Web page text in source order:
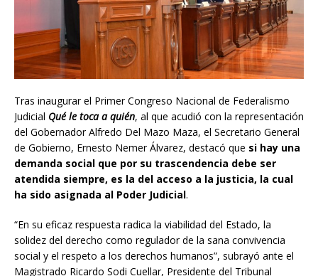
Tras inaugurar el Primer Congreso Nacional de Federalismo
Judicial Qué le toca a quién, al que acudió con la representación
del Gobernador Alfredo Del Mazo Maza, el Secretario General
de Gobierno, Ernesto Nemer Álvarez, destacó que si hay una
demanda social que por su trascendencia debe ser
atendida siempre, es la del acceso a la justicia, la cual
ha sido asignada al Poder Judicial.
“En su eficaz respuesta radica la viabilidad del Estado, la
solidez del derecho como regulador de la sana convivencia
social y el respeto a los derechos humanos”, subrayó ante el
Magistrado Ricardo Sodi Cuellar, Presidente del Tribunal